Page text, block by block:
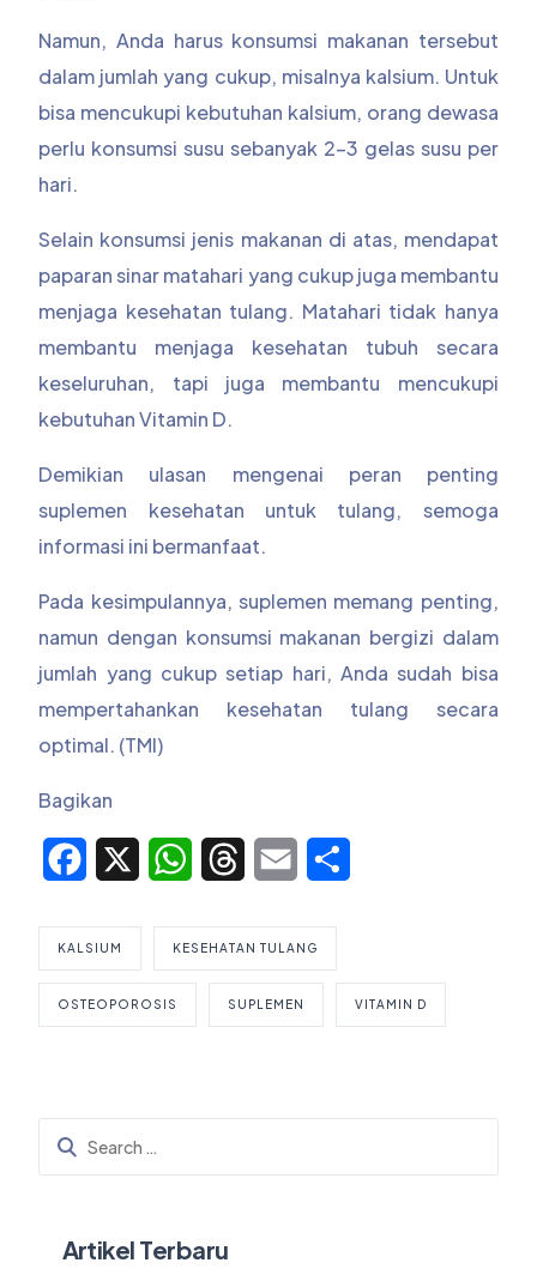
Namun, Anda harus konsumsi makanan tersebut
dalam jumlah yang cukup, misalnya kalsium. Untuk
bisa mencukupi kebutuhan kalsium, orang dewasa
perlu konsumsi susu sebanyak 2-3 gelas susu per
hari.
Selain konsumsi jenis makanan di atas, mendapat
paparan sinar matahari yang cukup juga membantu
menjaga kesehatan tulang. Matahari tidak hanya
membantu menjaga kesehatan tubuh secara
keseluruhan, tapi juga membantu mencukupi
kebutuhan Vitamin D.
Demikian ulasan mengenai peran penting
suplemen kesehatan untuk tulang, semoga
informasi ini bermanfaat.
Pada kesimpulannya, suplemen memang penting,
namun dengan konsumsi makanan bergizi dalam
jumlah yang cukup setiap hari, Anda sudah bisa
mempertahankan kesehatan tulang secara
optimal. (TMI)
Bagikan
Facebook WhatsAppThreadsEmail
KALSIUM KESEHATAN TULANG
OSTEOPOROSIS SUPLEMEN VITAMIN D
Artikel Terbaru